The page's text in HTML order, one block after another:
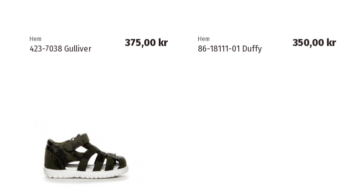
Hem
423-7038 Gulliver
375,00 kr Hem
86-18111-01 Duffy
350,00 kr